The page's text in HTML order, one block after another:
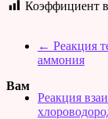
Коэффициент
← Реакция
аммония
Реакция
Вам